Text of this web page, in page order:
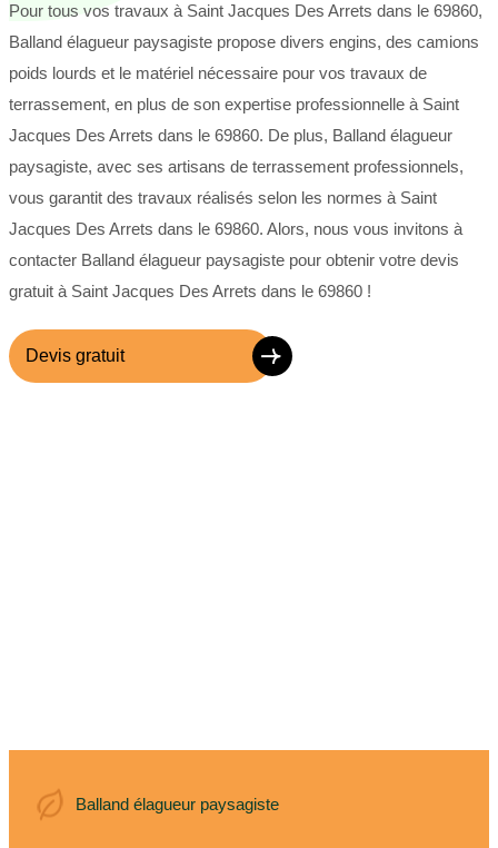
Pour tous vos travaux à Saint Jacques Des Arrets dans le 69860,
Balland élagueur paysagiste propose divers engins, des camions
poids lourds et le matériel nécessaire pour vos travaux de
terrassement, en plus de son expertise professionnelle à Saint
Jacques Des Arrets dans le 69860. De plus, Balland élagueur
paysagiste, avec ses artisans de terrassement professionnels,
vous garantit des travaux réalisés selon les normes à Saint
Jacques Des Arrets dans le 69860. Alors, nous vous invitons à
contacter Balland élagueur paysagiste pour obtenir votre devis
gratuit à Saint Jacques Des Arrets dans le 69860 !
Devis gratuit
Balland élagueur paysagiste
Balland élagueur